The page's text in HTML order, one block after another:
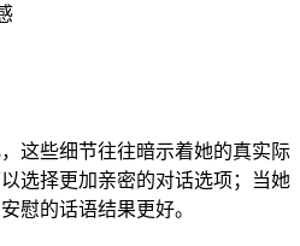
这些细节往往暗示着她的真实际
选择更加亲密的对话选项；当她
慰的话语结果更好。